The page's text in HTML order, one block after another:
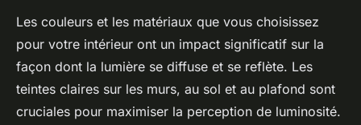
Les couleurs et les matériaux que vous choisissez
pour votre intérieur ont un impact significatif sur la
façon dont la lumière se diffuse et se reflète. Les
teintes claires sur les murs, au sol et au plafond sont
cruciales pour maximiser la perception de luminosité.